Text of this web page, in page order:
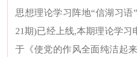
思想理论学习阵地“信湖习语
21期)已经上线,本期理论学习
于《使党的作风全面纯洁起